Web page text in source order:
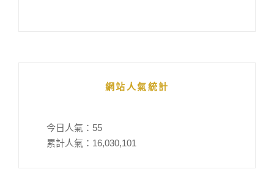
網站人氣統計
今日人氣： 55
累計人氣： 16,030,101